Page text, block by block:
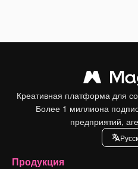
Креативная платформа для
Более 1 миллиона
предприятий,
Продукция